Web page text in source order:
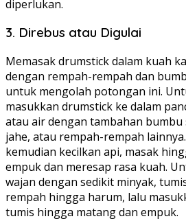
diperlukan.
3. Direbus atau Digulai
Memasak drumstick dalam kuah
dengan rempah-rempah dan
untuk mengolah potongan ini.
masukkan drumstick ke dalam
atau air dengan tambahan
jahe, atau rempah-rempah
kemudian kecilkan api, masak
empuk dan meresap rasa kuah.
wajan dengan sedikit minyak,
rempah hingga harum, lalu
tumis hingga matang dan empuk.